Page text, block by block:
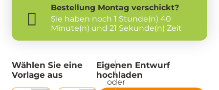
Bestellung Montag verschickt?
Sie haben noch 1 Stunde(n) 40
Minute(n) und 20 Sekunde(n) Zeit
Wählen Sie eine
Vorlage aus
Eigenen Entwurf
hochladen